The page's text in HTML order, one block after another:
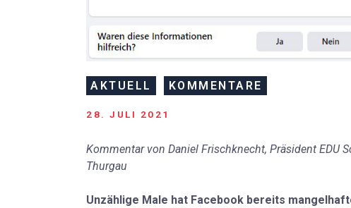
AKTUELL KOMMENTARE
28. JULI 2021
Kommentar von Daniel Frischknecht, Präsident EDU
Thurgau
Unzählige Male hat Facebook bereits